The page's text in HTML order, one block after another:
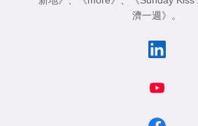
濟一週》 。